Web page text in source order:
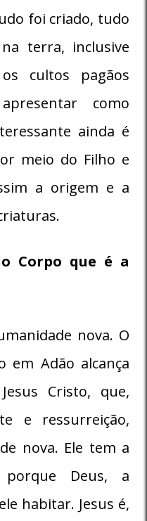
foi criado, tudo
terra, inclusive
cultos pagãos
como
ainda é
meio do Filho e
a origem e a
Corpo que é a
nova. O
em Adão alcança
Cristo, que,
e ressurreição,
nova. Ele tem a
Deus, a
habitar. Jesus é,